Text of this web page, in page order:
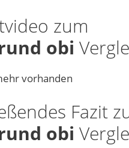
zum
obi
vorhanden
Fazit
obi